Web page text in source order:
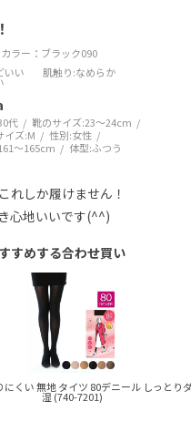
カラー：ブラック090
いい 肌触り:なめらか
代 靴のサイズ:23～24cm
イズ:M 性別:女性
～165cm 体型:ふつう
れしか履けません！
心地いいです(^^)
すめする合わせ買い
にくい 無地 タイツ 80デニール しっとり
湿 (740-7201)